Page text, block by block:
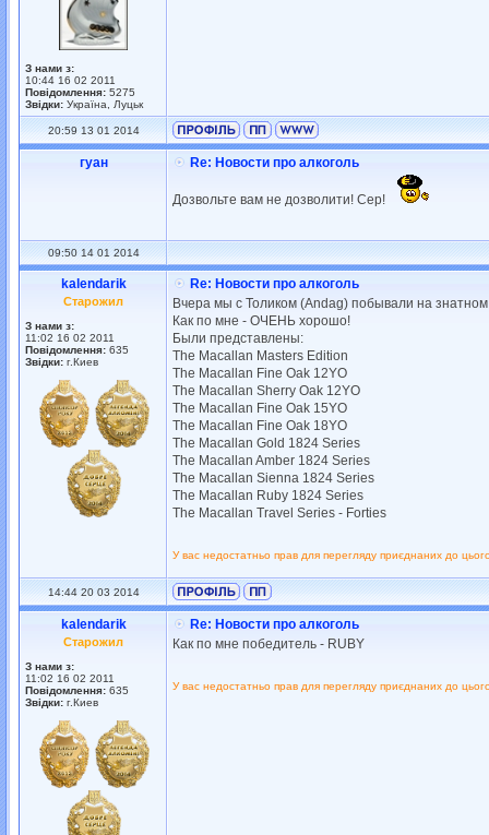
З нами з:
10:44 16 02 2011
Повідомлення: 5275
Звідки: Україна, Луцьк
20:59 13 01 2014
гуан Re: Новости про алкоголь
Дозвольте вам не дозволити! Сер!
09:50 14 01 2014
kalendarik
Старожил
З нами з:
11:02 16 02 2011
Повідомлення: 635
Звідки: г.Киев
Re: Новости про алкоголь
Вчера мы с Толиком (Andag) побывали на
Как по мне - ОЧЕНЬ хорошо!
Были представлены:
The Macallan Masters Edition
The Macallan Fine Oak 12YO
The Macallan Sherry Oak 12YO
The Macallan Fine Oak 15YO
The Macallan Fine Oak 18YO
The Macallan Gold 1824 Series
The Macallan Amber 1824 Series
The Macallan Sienna 1824 Series
The Macallan Ruby 1824 Series
The Macallan Travel Series - Forties
У вас недостатньо прав для перегляду приєднаних до
14:44 20 03 2014
kalendarik
Старожил
З нами з:
11:02 16 02 2011
Повідомлення: 635
Звідки: г.Киев
Re: Новости про алкоголь
Как по мне победитель - RUBY
У вас недостатньо прав для перегляду приєднаних до